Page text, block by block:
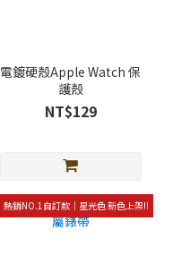
電鍍硬殼Apple Watch 保
護殼
NT$129
熱銷NO.1自訂款｜星光色 新色上架!!